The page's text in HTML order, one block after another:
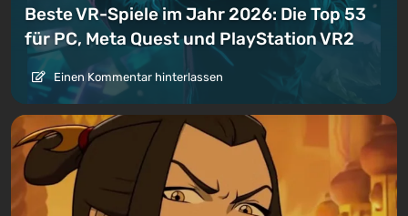
Beste VR-Spiele im Jahr 2026: Die Top 53
für PC, Meta Quest und PlayStation VR2
Einen Kommentar hinterlassen